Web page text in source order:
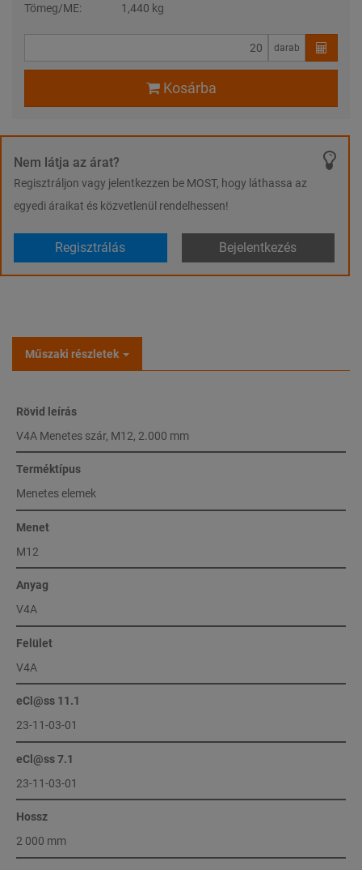
Tömeg/ME:
1,440 kg
darab
Kosárba
Nem látja az árat?
Regisztráljon vagy jelentkezzen be MOST, hogy láthassa az
egyedi áraikat és közvetlenül rendelhessen!
Regisztrálás Bejelentkezés
Műszaki részletek
Rövid leírás
V4A Menetes szár, M12, 2.000 mm
Terméktípus
Menetes elemek
Menet
M12
Anyag
V4A
Felület
V4A
eCl@ss 11.1
23-11-03-01
eCl@ss 7.1
23-11-03-01
Hossz
2 000 mm